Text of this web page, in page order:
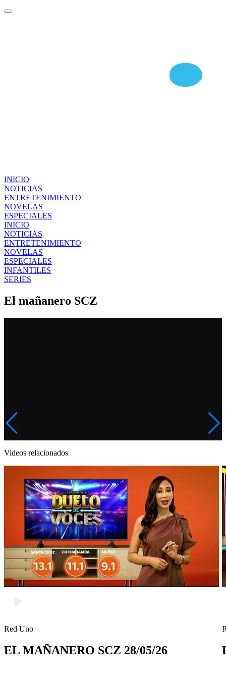
INICIO
NOTICIAS
ENTRETENIMIENTO
NOVELAS
ESPECIALES
INICIO
NOTICIAS
ENTRETENIMIENTO
NOVELAS
ESPECIALES
INFANTILES
SERIES
El mañanero SCZ
Videos relacionados
Red Uno
EL MAÑANERO SCZ 28/05/26